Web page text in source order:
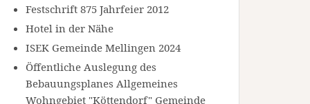
Festschrift 875 Jahrfeier 2012
Hotel in der Nähe
ISEK Gemeinde Mellingen 2024
Öffentliche Auslegung des
Bebauungsplanes Allgemeines
Wohngebiet "Köttendorf" Gemeinde